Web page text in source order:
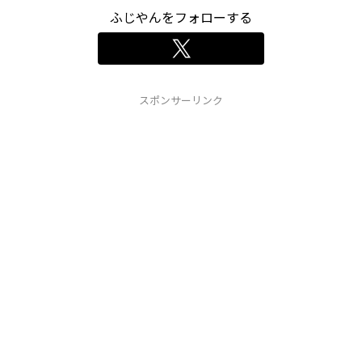
ふじやんをフォローする
スポンサーリンク